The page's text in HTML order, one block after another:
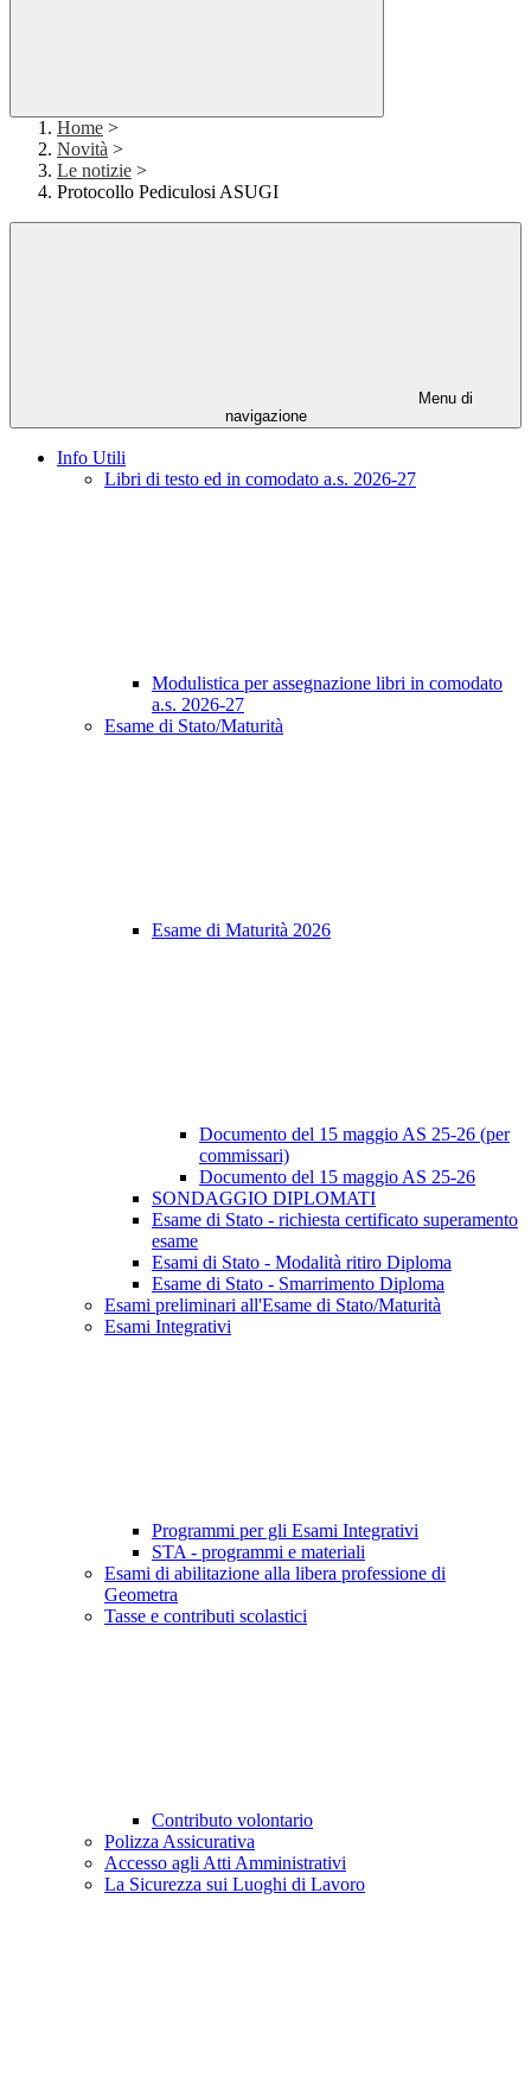
Home >
Novità >
Le notizie >
Protocollo Pediculosi ASUGI
Menu di
navigazione
Info Utili
Libri di testo ed in comodato a.s. 2026-27
Modulistica per assegnazione libri in comodato
a.s. 2026-27
Esame di Stato/Maturità
Esame di Maturità 2026
Documento del 15 maggio AS 25-26 (per
commissari)
Documento del 15 maggio AS 25-26
SONDAGGIO DIPLOMATI
Esame di Stato - richiesta certificato superamento
esame
Esami di Stato - Modalità ritiro Diploma
Esame di Stato - Smarrimento Diploma
Esami preliminari all'Esame di Stato/Maturità
Esami Integrativi
Programmi per gli Esami Integrativi
STA - programmi e materiali
Esami di abilitazione alla libera professione di
Geometra
Tasse e contributi scolastici
Contributo volontario
Polizza Assicurativa
Accesso agli Atti Amministrativi
La Sicurezza sui Luoghi di Lavoro